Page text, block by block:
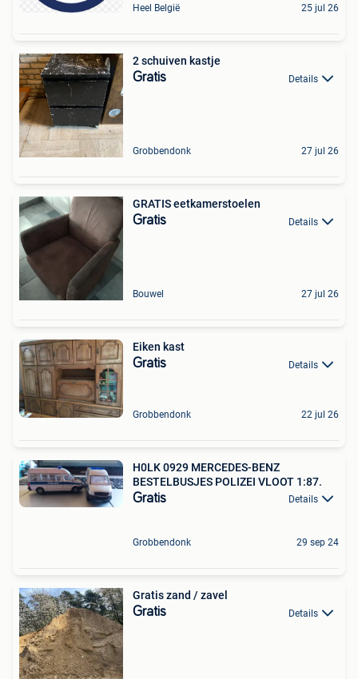
Heel België 25 jul 26
2 schuiven kastje
Gratis Details
Grobbendonk 27 jul 26
GRATIS eetkamerstoelen
Gratis Details
Bouwel 27 jul 26
Eiken kast
Gratis Details
Grobbendonk 22 jul 26
H0LK 0929 MERCEDES-BENZ
BESTELBUSJES POLIZEI VLOOT 1:87.
Gratis Details
Grobbendonk 29 sep 24
Gratis zand / zavel
Gratis Details